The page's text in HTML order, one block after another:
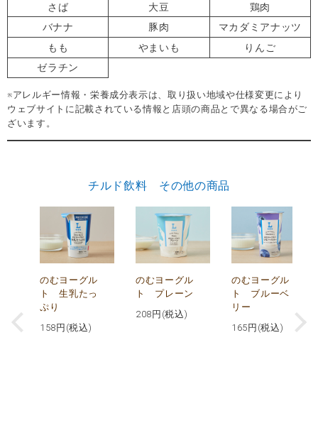
さば
大豆
鶏肉
バナナ
豚肉
マカダミアナッツ
もも
やまいも
りんご
ゼラチン
※アレルギー情報・栄養成分表示は、取り扱い地域や仕様変更により
ウェブサイトに記載されている情報と店頭の商品とで異なる場合がご
ざいます。
チルド飲料 その他の商品
のむヨーグル
ト 生乳たっ
ぷり
158 円(税込)
のむヨーグル
ト プレーン
208 円(税込)
のむヨーグル
ト ブルーベ
リー
165 円(税込)